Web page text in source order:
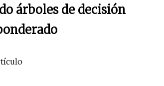
árboles de decisión